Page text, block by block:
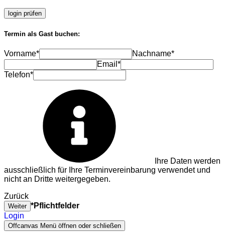
login prüfen
Termin als Gast buchen:
Vorname*
Nachname*
Email*
Telefon*
Ihre Daten werden
ausschließlich für Ihre Terminvereinbarung verwendet und
nicht an Dritte weitergegeben.
Zurück
Weiter *Pflichtfelder
Login
Offcanvas Menü öffnen oder schließen